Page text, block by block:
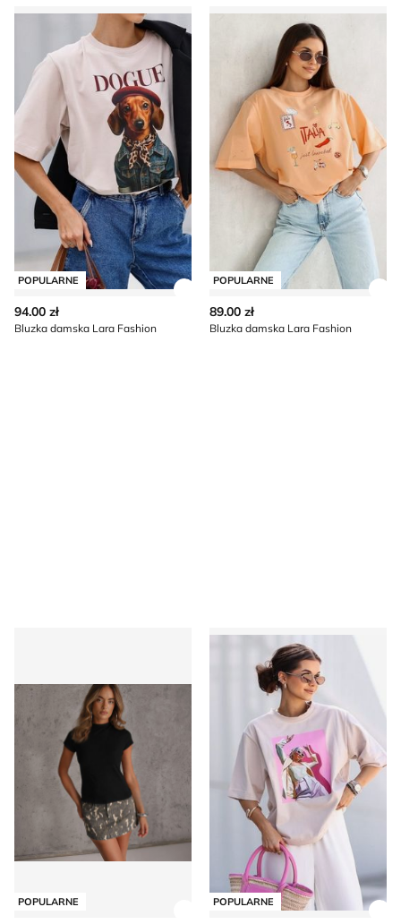
Bluzka damska Lara Fashion
POPULARNE
94.00 zł
Bluzka damska Lara Fashion
Bluzka damska Lara Fashion
POPULARNE
89.00 zł
Bluzka damska Lara Fashion
Renee - Bluzka damska na wiosnę
POPULARNE
Lara Fashion - Bluzka
POPULARNE